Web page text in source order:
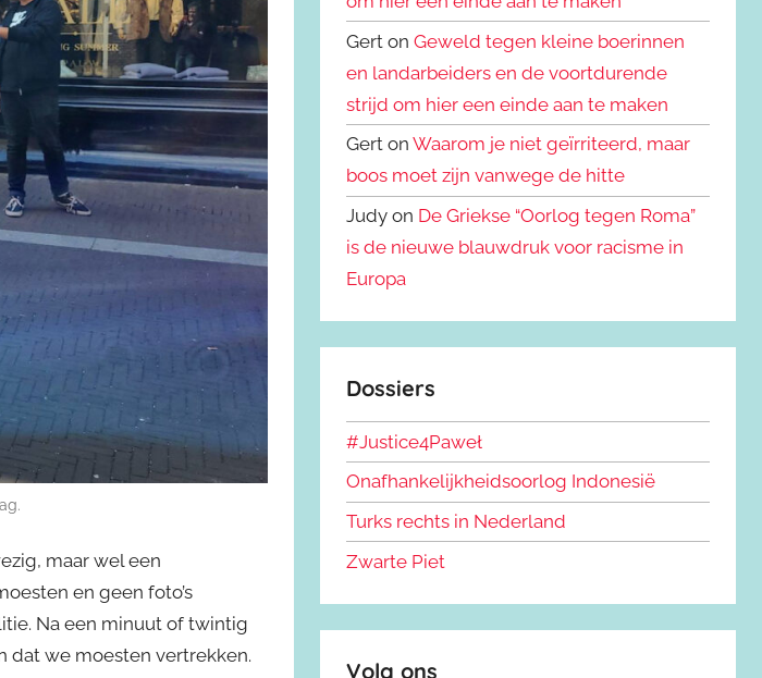
maar wel een
en geen foto’s
Na een minuut of twintig
dat we moesten vertrekken.
Gert onGeweld tegen kleine boerinnen
en landarbeiders en de voortdurende
strijd om hier een einde aan te maken
Gert onWaarom je niet geïrriteerd, maar
boos moet zijn vanwege de hitte
Judy on De Griekse “Oorlog tegen Roma”
is de nieuwe blauwdruk voor racisme in
Europa
Dossiers
#Justice4Paweł
Onafhankelijkheidsoorlog Indonesië
Turks rechts in Nederland
Zwarte Piet
Volg ons